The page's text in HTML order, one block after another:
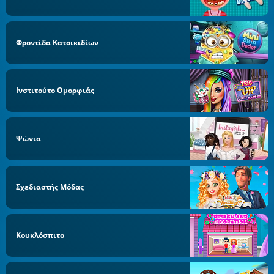
Φροντίδα Κατοικιδίων
Ινστιτούτο Ομορφιάς
Ψώνια
Σχεδιαστής Μόδας
Κουκλόσπιτο